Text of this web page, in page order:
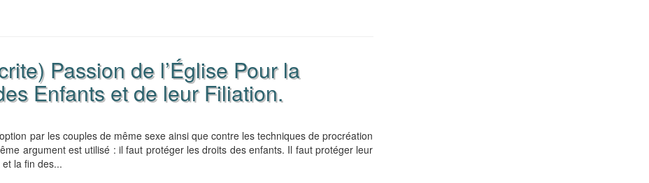
Passion de l’Église Pour la
Enfants et de leur Filiation.
par les couples de même sexe ainsi que contre les techniques de procréation
argument est utilisé : il faut protéger les droits des enfants. Il faut protéger leur
la fin des...